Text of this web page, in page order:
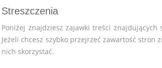
Streszczenia
Poniżej znajdziesz zajawki treści
Jeżeli chcesz szybko przejrzeć zawartość
nich skorzystać.